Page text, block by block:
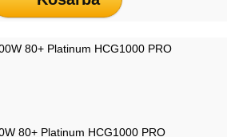
80+ Platinum HCG1000 PRO